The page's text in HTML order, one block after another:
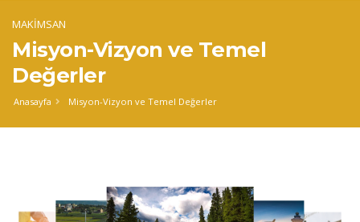
MAKİMSAN
Misyon-Vizyon ve Temel
Değerler
Anasayfa Misyon-Vizyon ve Temel Değerler